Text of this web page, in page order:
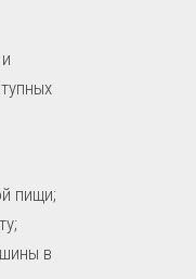
пищи;
в